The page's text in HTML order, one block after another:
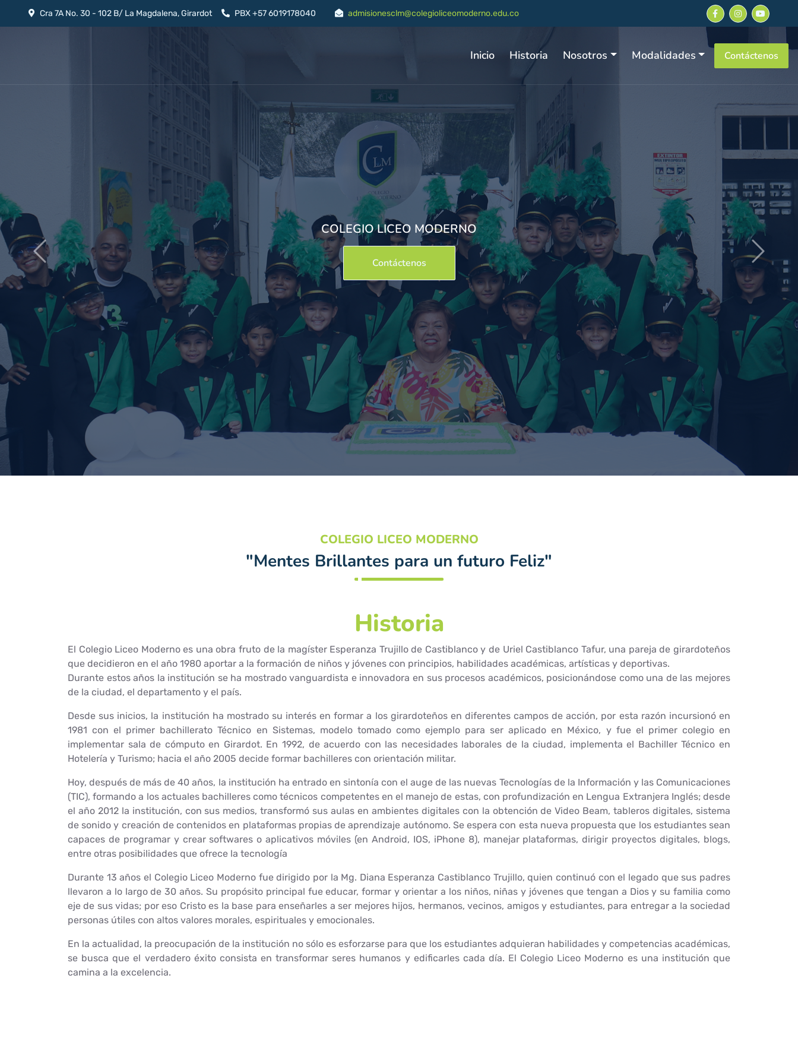
Cra 7A No. 30 - 102 B/ La Magdalena, Girardot PBX +57 6019178040 admisionesclm@colegioliceomoderno.edu.co
Inicio Historia Nosotros Modalidades Contáctenos
COLEGIO LICEO MODERNO
Contáctenos
COLEGIO LICEO MODERNO
Contáctenos
Previous Next
COLEGIO LICEO MODERNO
"Mentes Brillantes para un futuro Feliz"
Historia
El Colegio Liceo Moderno es una obra fruto de la magíster Esperanza Trujillo de Castiblanco y de Uriel Castiblanco Tafur, una pareja de girardoteños
que decidieron en el año 1980 aportar a la formación de niños y jóvenes con principios, habilidades académicas, artísticas y deportivas.
Durante estos años la institución se ha mostrado vanguardista e innovadora en sus procesos académicos, posicionándose como una de las mejores
de la ciudad, el departamento y el país.
Desde sus inicios, la institución ha mostrado su interés en formar a los girardoteños en diferentes campos de acción, por esta razón incursionó en
1981 con el primer bachillerato Técnico en Sistemas, modelo tomado como ejemplo para ser aplicado en México, y fue el primer colegio en
implementar sala de cómputo en Girardot. En 1992, de acuerdo con las necesidades laborales de la ciudad, implementa el Bachiller Técnico en
Hotelería y Turismo; hacia el año 2005 decide formar bachilleres con orientación militar.
Hoy, después de más de 40 años, la institución ha entrado en sintonía con el auge de las nuevas Tecnologías de la Información y las Comunicaciones
(TIC), formando a los actuales bachilleres como técnicos competentes en el manejo de estas, con profundización en Lengua Extranjera Inglés; desde
el año 2012 la institución, con sus medios, transformó sus aulas en ambientes digitales con la obtención de Video Beam, tableros digitales, sistema
de sonido y creación de contenidos en plataformas propias de aprendizaje autónomo. Se espera con esta nueva propuesta que los estudiantes sean
capaces de programar y crear softwares o aplicativos móviles (en Android, IOS, iPhone 8), manejar plataformas, dirigir proyectos digitales, blogs,
entre otras posibilidades que ofrece la tecnología
Durante 13 años el Colegio Liceo Moderno fue dirigido por la Mg. Diana Esperanza Castiblanco Trujillo, quien continuó con el legado que sus padres
llevaron a lo largo de 30 años. Su propósito principal fue educar, formar y orientar a los niños, niñas y jóvenes que tengan a Dios y su familia como
eje de sus vidas; por eso Cristo es la base para enseñarles a ser mejores hijos, hermanos, vecinos, amigos y estudiantes, para entregar a la sociedad
personas útiles con altos valores morales, espirituales y emocionales.
En la actualidad, la preocupación de la institución no sólo es esforzarse para que los estudiantes adquieran habilidades y competencias académicas,
se busca que el verdadero éxito consista en transformar seres humanos y edificarles cada día. El Colegio Liceo Moderno es una institución que
camina a la excelencia.